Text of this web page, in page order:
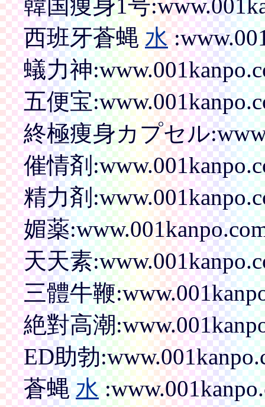
韓国痩身1号
西班牙蒼蝿水
蟻力神
五便宝
終極痩身カプセル
催情剤
精力剤
媚薬
天天素
三體牛鞭
絶對高潮
ED助勃
蒼蝿水